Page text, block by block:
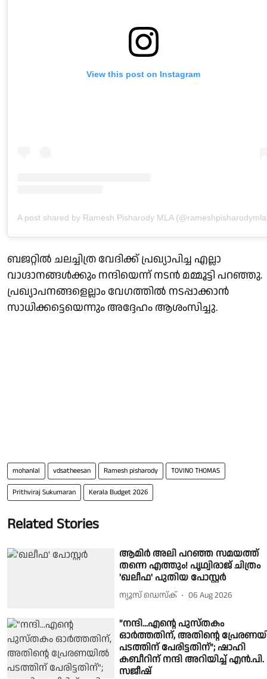
View this post on Instagram
A post shared by Ramesh Pisharody MLA
ബജറ്റിൽ ചലച്ചിത്ര വേദിക്ക് പ്രഖ്യാപിച്ച എല്ലാ
വാഗ്ദാനങ്ങൾക്കും നന്ദിയെന്ന് നടൻ മമ്മൂട്ടി പറഞ്ഞു.
പ്രഖ്യാപനങ്ങളെല്ലാം വേഗത്തിൽ നടപ്പാക്കാൻ
സാധിക്കട്ടെയെന്നും അദ്ദേഹം ആശംസിച്ചു.
mohanlal vdsatheesan Ramesh pisharody TOVINO THOMAS
Prithviraj Sukumaran Kerala Budget 2026
Related Stories
ആമിർ അലി പറഞ്ഞ സമയത്ത്
തന്നെ എത്തും! പൃഥ്വിരാജ് ചിത്രം
'ഖലീഫ' പുതിയ പോസ്റ്റർ
ന്യൂസ് ഡെസ്ക് 06 Aug 2026
"നന്ദി...എന്റെ പുസ്തകം
ഓർത്തതിന്, അതിന്റെ
പടത്തിന് പേരിട്ടതിന്"; ഷാഹി
കബീറിന് നന്ദി അറിയിച്ച് എൻ.പി.
സജീഷ്